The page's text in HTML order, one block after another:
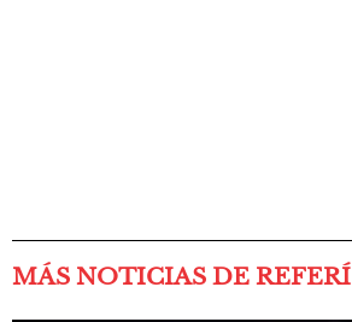
MÁS NOTICIAS DE REFERÍ